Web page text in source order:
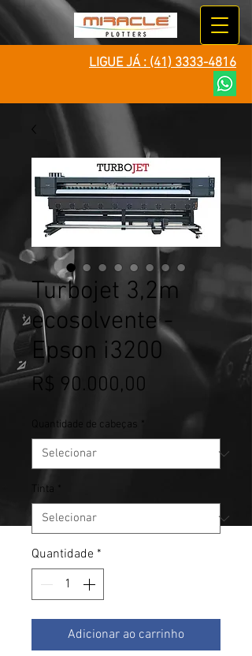
LIGUE JÁ :(41) 3333-4816
Turbojet 3,2m
ecosolvente -
Epson i3200
R$ 90.000,00
Quantidade de cabeças *
Tinta *
Quantidade *
Adicionar ao carrinho